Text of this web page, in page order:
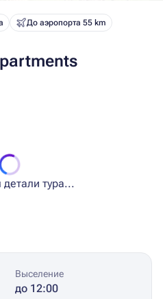
До аэропорта 55 km
тура...
Выселение
до 12:00